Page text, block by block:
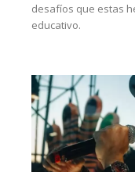
desafíos que estas
educativo.